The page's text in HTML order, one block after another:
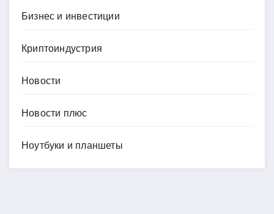
Бизнес и инвестиции
Криптоиндустрия
Новости
Новости плюс
Ноутбуки и планшеты